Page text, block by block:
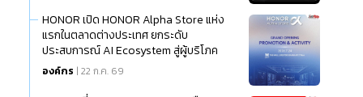
HONOR เปิด HONOR Alpha Store แห่ง
แรกในตลาดต่างประเทศ ยกระดับ
ประสบการณ์ AI Ecosystem สู่ผู้บริโภค
ไทย
องค์กร | 22 ก.ค. 69